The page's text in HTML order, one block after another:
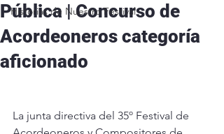
Historias de Nuestro Festival
Pública | Concurso de
Acordeoneros categoría
aficionado
La junta directiva del 35º Festival de